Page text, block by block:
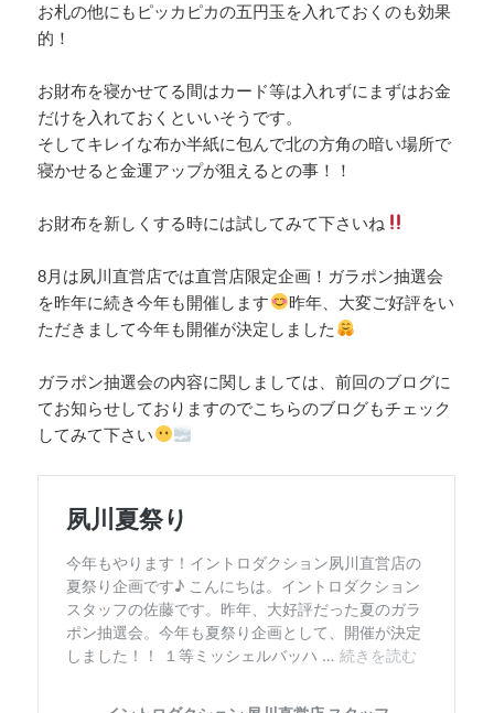
お札の他にもピッカピカの五円玉を入れておくのも効果
的！
お財布を寝かせてる間はカード等は入れずにまずはお金
だけを入れておくといいそうです。
そしてキレイな布か半紙に包んで北の方角の暗い場所で
寝かせると金運アップが狙えるとの事！！
お財布を新しくする時には試してみて下さいね
8月は夙川直営店では直営店限定企画！ガラポン抽選会
を昨年に続き今年も開催します
昨年、大変ご好評をい
ただきまして今年も開催が決定しました
ガラポン抽選会の内容に関しましては、前回のブログに
てお知らせしておりますのでこちらのブログもチェック
してみて下さい